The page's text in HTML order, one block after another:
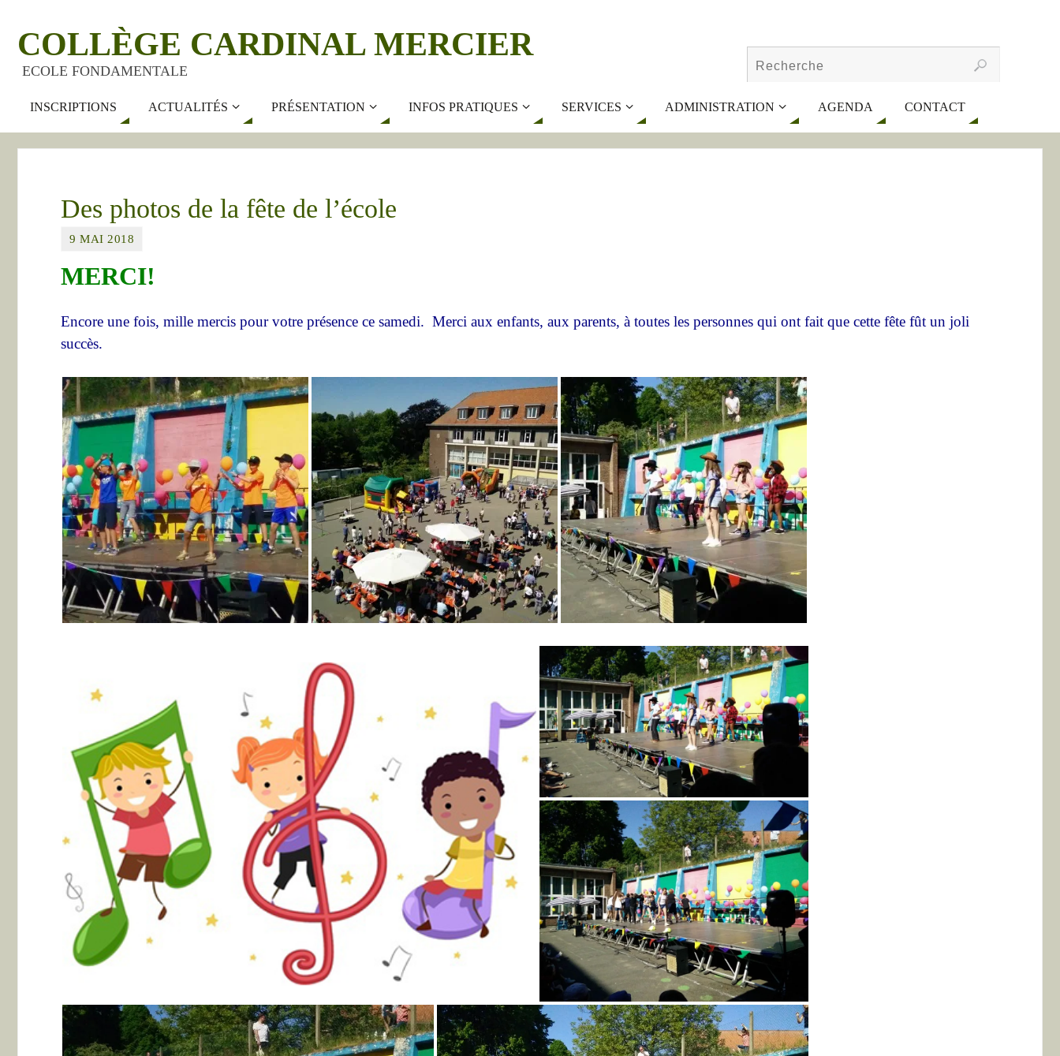
COLLÈGE CARDINAL MERCIER
ECOLE FONDAMENTALE
INSCRIPTIONS ACTUALITÉS PRÉSENTATION INFOS PRATIQUES SERVICES ADMINISTRATION AGENDA CONTACT
Des photos de la fête de l’école
9 MAI 2018
MERCI!
Encore une fois, mille mercis pour votre présence ce samedi. Merci aux enfants, aux parents, à toutes les personnes qui ont fait que cette fête fût un joli
succès.